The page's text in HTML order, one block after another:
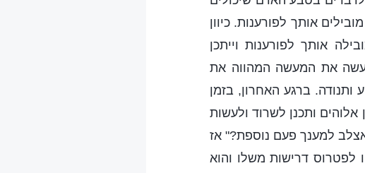
אותך לפורענות. כיוון
אותך לפורענות וייתכן
את המעשה המהווה את
ברגע האחרון, בזמן
ותכנן לשרוד ולעשות
למענך פעם נוספת?" אז
לפטרוס דרישות משלו והוא